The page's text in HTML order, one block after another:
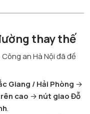
thay thế
an Hà Nội đã đề
Giang / Hải Phòng →
cao → nút giao Đỗ